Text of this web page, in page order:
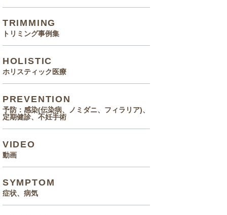
TRIMMING
トリミング事例集
HOLISTIC
ホリスティック医療
PREVENTION
予防：感染(伝染病、ノミダニ、フィラリア)、
定期健診、不妊手術
VIDEO
動画
SYMPTOM
症状、病気